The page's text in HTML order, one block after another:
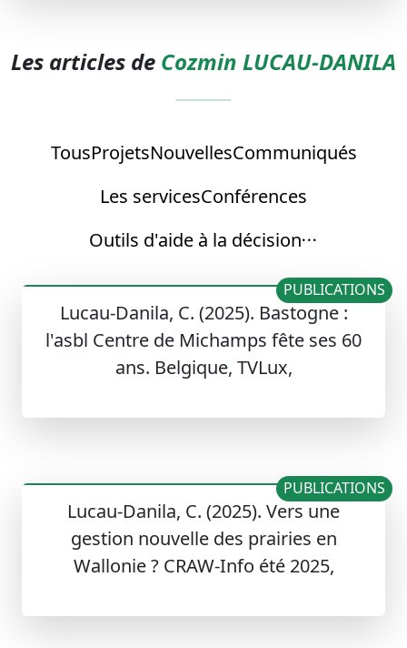
Les articles de Cozmin LUCAU-DANILA
TousProjetsNouvellesCommuniqués
Les servicesConférences
Outils d'aide à la décision
Lucau-Danila, C. (2025). Bastogne :
l'asbl Centre de Michamps fête ses 60
ans. Belgique, TVLux,
PUBLICATIONS
Lucau-Danila, C. (2025). Vers une
gestion nouvelle des prairies en
Wallonie ? CRAW-Info été 2025,
PUBLICATIONS